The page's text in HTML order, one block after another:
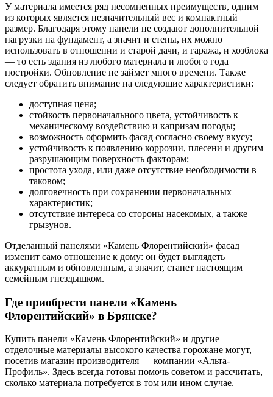
У материала имеется ряд несомненных преимуществ, одним
из которых является незначительный вес и компактный
размер. Благодаря этому панели не создают дополнительной
нагрузки на фундамент, а значит и стены, их можно
использовать в отношении и старой дачи, и гаража, и хозблока
— то есть здания из любого материала и любого года
постройки. Обновление не займет много времени. Также
следует обратить внимание на следующие характеристики:
доступная цена;
стойкость первоначального цвета, устойчивость к
механическому воздействию и капризам погоды;
возможность оформить фасад согласно своему вкусу;
устойчивость к появлению коррозии, плесени и другим
разрушающим поверхность факторам;
простота ухода, или даже отсутствие необходимости в
таковом;
долговечность при сохранении первоначальных
характеристик;
отсутствие интереса со стороны насекомых, а также
грызунов.
Отделанный панелями «Камень Флорентийский» фасад
изменит само отношение к дому: он будет выглядеть
аккуратным и обновленным, а значит, станет настоящим
семейным гнездышком.
Где приобрести панели «Камень
Флорентийский» в Брянске?
Купить панели «Камень Флорентийский» и другие
отделочные материалы высокого качества горожане могут,
посетив магазин производителя — компании «Альта-
Профиль». Здесь всегда готовы помочь советом и рассчитать,
сколько материала потребуется в том или ином случае.